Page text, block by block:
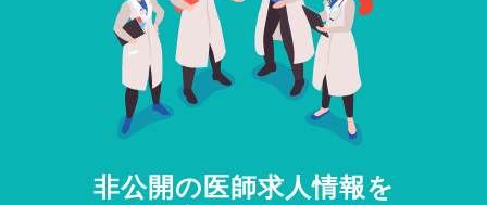
非公開の医師求人情報を